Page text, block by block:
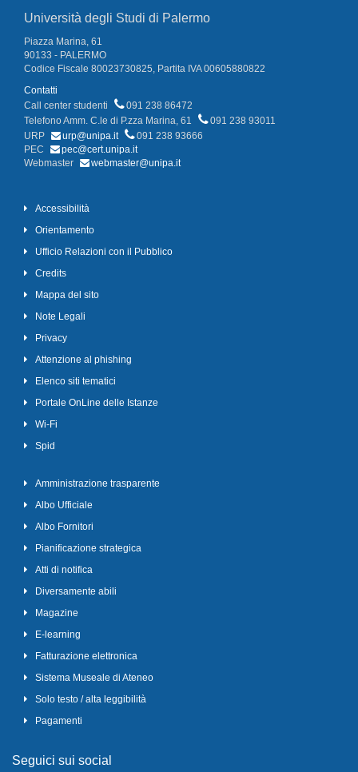
Università degli Studi di Palermo
Piazza Marina, 61
90133 - PALERMO
Codice Fiscale 80023730825, Partita IVA 00605880822
Contatti
Call center studenti
091 238 86472
Telefono Amm. C.le di P.zza Marina, 61
091 238 93011
URP
urp@unipa.it
091 238 93666
PEC
pec@cert.unipa.it
Webmaster
webmaster@unipa.it
Accessibilità
Orientamento
Ufficio Relazioni con il Pubblico
Credits
Mappa del sito
Note Legali
Privacy
Attenzione al phishing
Elenco siti tematici
Portale OnLine delle Istanze
Wi-Fi
Spid
Amministrazione trasparente
Albo Ufficiale
Albo Fornitori
Pianificazione strategica
Atti di notifica
Diversamente abili
Magazine
E-learning
Fatturazione elettronica
Sistema Museale di Ateneo
Solo testo / alta leggibilità
Pagamenti
Seguici sui social